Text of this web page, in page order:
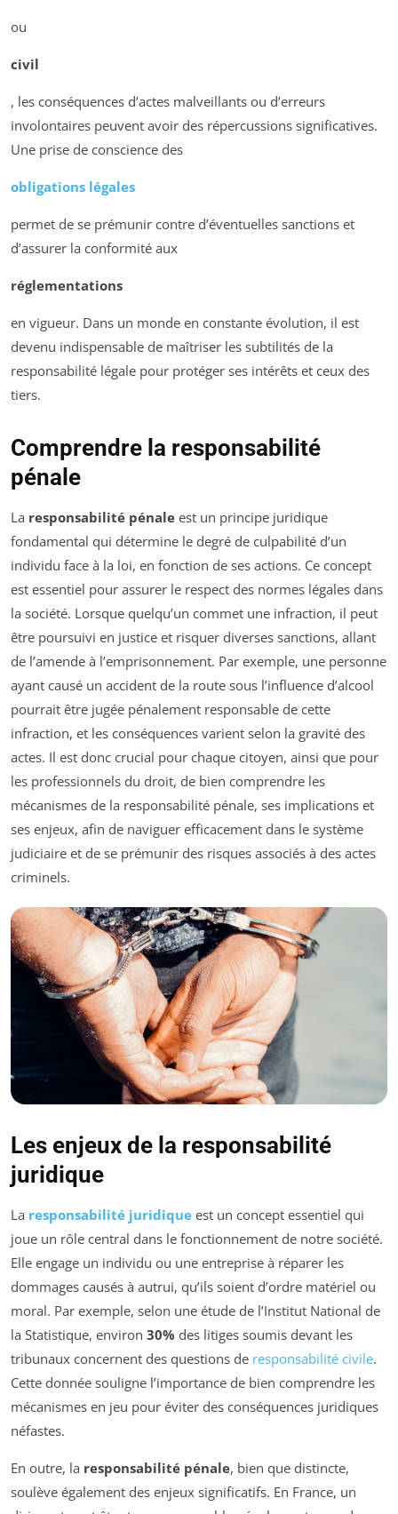
ou
civil
, les conséquences d’actes malveillants ou d’erreurs
involontaires peuvent avoir des répercussions significatives.
Une prise de conscience des
obligations légales
permet de se prémunir contre d’éventuelles sanctions et
d’assurer la conformité aux
réglementations
en vigueur. Dans un monde en constante évolution, il est
devenu indispensable de maîtriser les subtilités de la
responsabilité légale pour protéger ses intérêts et ceux des
tiers.
Comprendre la responsabilité
pénale
La responsabilité pénale est un principe juridique
fondamental qui détermine le degré de culpabilité d’un
individu face à la loi, en fonction de ses actions. Ce concept
est essentiel pour assurer le respect des normes légales dans
la société. Lorsque quelqu’un commet une infraction, il peut
être poursuivi en justice et risquer diverses sanctions, allant
de l’amende à l’emprisonnement. Par exemple, une personne
ayant causé un accident de la route sous l’influence d’alcool
pourrait être jugée pénalement responsable de cette
infraction, et les conséquences varient selon la gravité des
actes. Il est donc crucial pour chaque citoyen, ainsi que pour
les professionnels du droit, de bien comprendre les
mécanismes de la responsabilité pénale, ses implications et
ses enjeux, afin de naviguer efficacement dans le système
judiciaire et de se prémunir des risques associés à des actes
criminels.
Les enjeux de la responsabilité
juridique
La responsabilité juridique est un concept essentiel qui
joue un rôle central dans le fonctionnement de notre société.
Elle engage un individu ou une entreprise à réparer les
dommages causés à autrui, qu’ils soient d’ordre matériel ou
moral. Par exemple, selon une étude de l’Institut National de
la Statistique, environ 30% des litiges soumis devant les
tribunaux concernent des questions de responsabilité civile.
Cette donnée souligne l’importance de bien comprendre les
mécanismes en jeu pour éviter des conséquences juridiques
néfastes.
En outre, la responsabilité pénale, bien que distincte,
soulève également des enjeux significatifs. En France, un